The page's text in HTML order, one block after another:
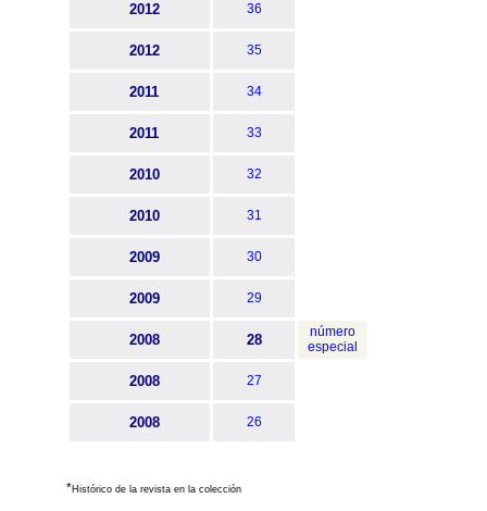
2012 36
2012 35
2011 34
2011 33
2010 32
2010 31
2009 30
2009 29
2008 28
número
especial
2008 27
2008 26
*Histórico de la revista en la colección